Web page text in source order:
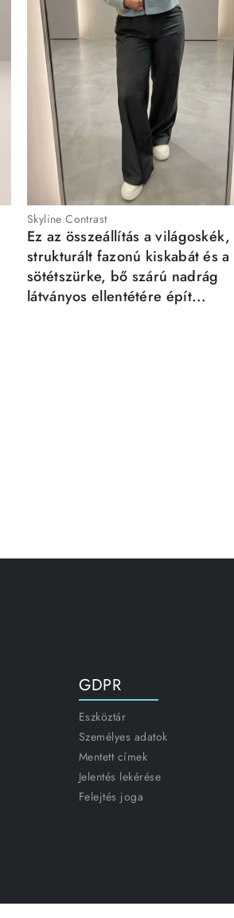
Skyline Contrast
Ez az összeállítás a világoskék,
strukturált fazonú kiskabát és a
sötétszürke, bő szárú nadrág
látványos ellentétére épít...
GDPR
Eszköztár
Személyes adatok
Mentett címek
Jelentés lekérése
Felejtés joga